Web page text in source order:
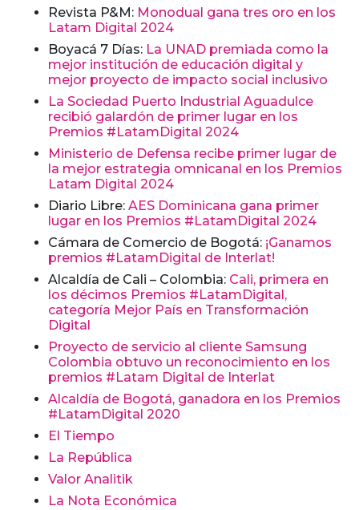
Revista P&M: Monodual gana tres oro en los
Latam Digital 2024
Boyacá 7 Días: La UNAD premiada como la
mejor institución de educación digital y
mejor proyecto de impacto social inclusivo
La Sociedad Puerto Industrial Aguadulce
recibió galardón de primer lugar en los
Premios #LatamDigital 2024
Ministerio de Defensa recibe primer lugar de
la mejor estrategia omnicanal en los Premios
Latam Digital 2024
Diario Libre: AES Dominicana gana primer
lugar en los Premios #LatamDigital 2024
Cámara de Comercio de Bogotá: ¡Ganamos
premios #LatamDigital de Interlat!
Alcaldía de Cali – Colombia: Cali, primera en
los décimos Premios #LatamDigital,
categoría Mejor País en Transformación
Digital
Proyecto de servicio al cliente Samsung
Colombia obtuvo un reconocimiento en los
premios #Latam Digital de Interlat
Alcaldía de Bogotá, ganadora en los Premios
#LatamDigital 2020
El Tiempo
La República
Valor Analitik
La Nota Económica